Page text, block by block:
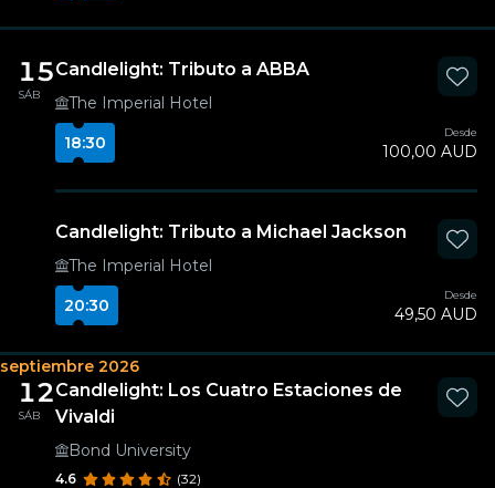
15
SÁB
Candlelight: Tributo a ABBA
The Imperial Hotel
18:30
Desde
100,00 AUD
Candlelight: Tributo a Michael Jackson
The Imperial Hotel
20:30
Desde
49,50 AUD
septiembre 2026
12
SÁB
Candlelight: Los Cuatro Estaciones de
Vivaldi
Bond University
4.6 (32)